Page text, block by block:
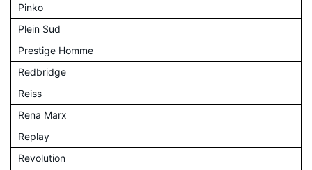
Pinko
Plein Sud
Prestige Homme
Redbridge
Reiss
Rena Marx
Replay
Revolution